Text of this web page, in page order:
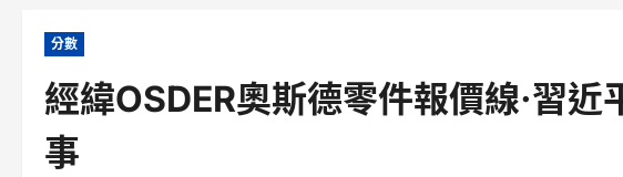
分數
經緯OSDER奧斯德零件報價線·習
事